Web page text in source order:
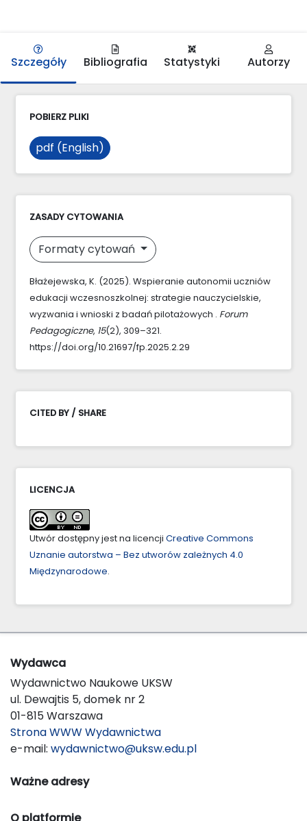
Szczegóły Bibliografia Statystyki Autorzy
POBIERZ PLIKI
pdf (English)
ZASADY CYTOWANIA
Formaty cytowań
Błażejewska, K. (2025). Wspieranie autonomii uczniów
edukacji wczesnoszkolnej: strategie nauczycielskie,
wyzwania i wnioski z badań pilotażowych . Forum
Pedagogiczne, 15(2), 309–321.
https://doi.org/10.21697/fp.2025.2.29
CITED BY / SHARE
LICENCJA
Utwór dostępny jest na licencji Creative Commons
Uznanie autorstwa – Bez utworów zależnych 4.0
Międzynarodowe.
Wydawca
Wydawnictwo Naukowe UKSW
ul. Dewajtis 5, domek nr 2
01-815 Warszawa
Strona WWW Wydawnictwa
e-mail: wydawnictwo@uksw.edu.pl
Ważne adresy